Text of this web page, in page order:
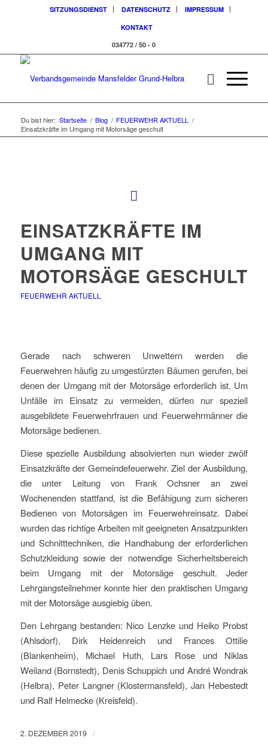
SITZUNGSDIENST DATENSCHUTZ
IMPRESSUM
KONTAKT
034772 / 50 - 0
Du bist hier: Startseite / Blog / FEUERWEHR AKTUELL
/
Einsatzkräfte im Umgang mit Motorsäge geschult
EINSATZKRÄFTE IM
UMGANG MIT
MOTORSÄGE GESCHULT
FEUERWEHR AKTUELL
Gerade nach schweren Unwettern werden die
Feuerwehren häufig zu umgestürzten Bäumen gerufen, bei
denen der Umgang mit der Motorsäge erforderlich ist. Um
Unfälle im Einsatz zu vermeiden, dürfen nur speziell
ausgebildete Feuerwehrfrauen und Feuerwehrmänner die
Motorsäge bedienen.
Diese spezielle Ausbildung absolvierten nun wieder zwölf
Einsatzkräfte der Gemeindefeuerwehr. Ziel der Ausbildung,
die unter Leitung von Frank Ochsner an zwei
Wochenenden stattfand, ist die Befähigung zum sicheren
Bedienen von Motorsägen im Feuerwehreinsatz. Dabei
wurden das richtige Arbeiten mit geeigneten Ansatzpunkten
und Schnitttechniken, die Handhabung der erforderlichen
Schutzkleidung sowie der notwendige Sicherheitsbereich
beim Umgang mit der Motorsäge geschult. Jeder
Lehrgangsteilnehmer konnte hier den praktischen Umgang
mit der Motorsäge ausgiebig üben.
Den Lehrgang bestanden: Nico Lenzke und Heiko Probst
(Ahlsdorf), Dirk Heidenreich und Frances Ottilie
(Blankenheim), Michael Huth, Lars Rose und Niklas
Weiland (Bornstedt), Denis Schuppich und André Wondrak
(Helbra), Peter Langner (Klostermansfeld), Jan Hebestedt
und Ralf Helmecke (Kreisfeld).
2. DEZEMBER 2019 /